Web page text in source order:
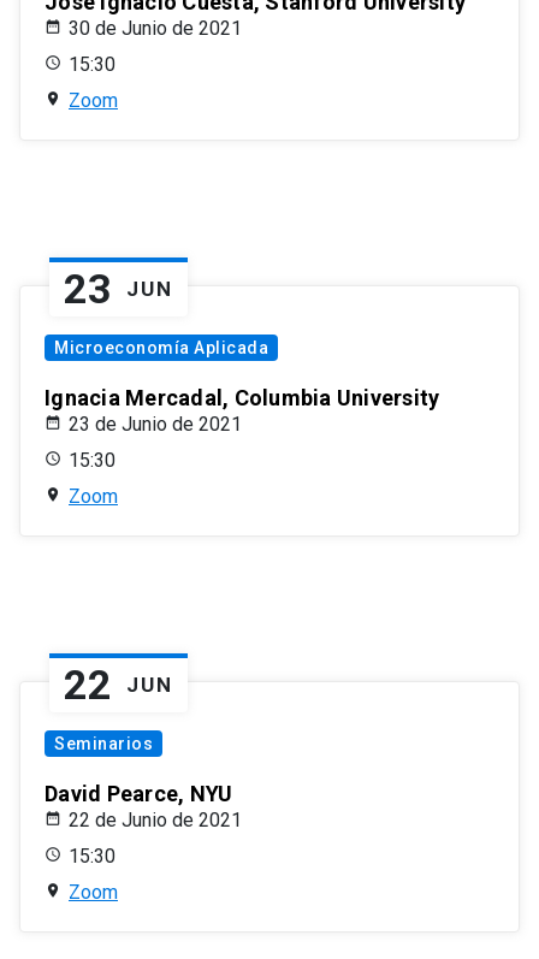
30 de Junio de 2021
15:30
Zoom
23 JUN
Microeconomía Aplicada
Ignacia Mercadal, Columbia University
23 de Junio de 2021
15:30
Zoom
22 JUN
Seminarios
David Pearce, NYU
22 de Junio de 2021
15:30
Zoom